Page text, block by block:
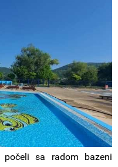
počeli sa radom bazeni